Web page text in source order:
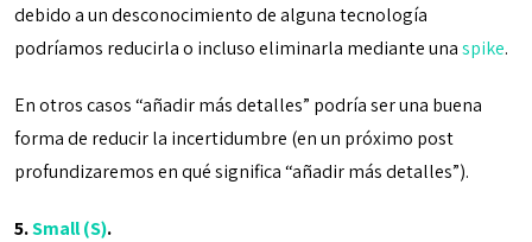
debido a un desconocimiento de alguna tecnología
podríamos reducirla o incluso eliminarla mediante unaspike.
En otros casos “añadir más detalles” podría ser una buena
forma de reducir la incertidumbre (en un próximo post
profundizaremos en qué significa “añadir más detalles”).
5.Small (S).